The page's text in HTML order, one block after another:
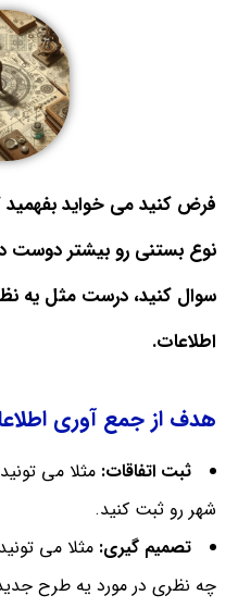
فرض کنید می خواید
نوع بستنی رو بیشتر دوست
سوال کنید، درست مثل یه
اطلاعات.
هدف از جمع آوری
ثبت اتفاقات: مثلا می
شهر رو ثبت کنید.
تصمیم گیری: مثلا می
چه نظری در مورد یه طرح